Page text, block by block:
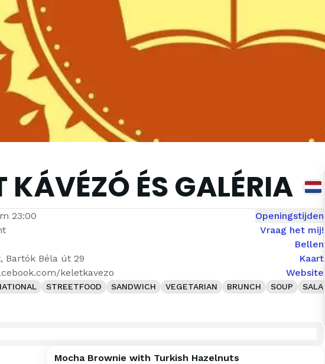
KÁVÉZÓ ÉS GALÉRIA
23:00
Openingstijden
Vraag het mij!
Bellen
Bartók Béla út 29
Kaart
keletkavezo
Website
STREETFOOD SANDWICH VEGETARIAN BRUNCH SOUP SALAD
Mocha Brownie with Turkish Hazelnuts